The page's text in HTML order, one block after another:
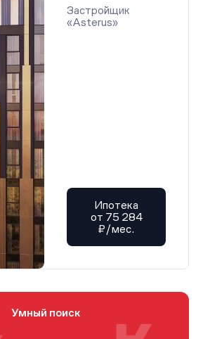
Застройщик
«Asterus»
Ипотека
от 75 284
₽/мес.
Умный поиск